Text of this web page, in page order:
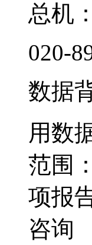
总机：
020-
数据
用数
范围
项报
咨询